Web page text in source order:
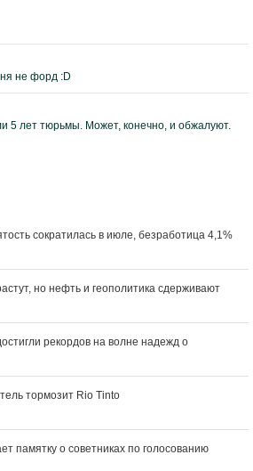
не форд :D
5 лет тюрьмы. Может, конечно, и обжалуют.
сократилась в июле, безработица 4,1%
но нефть и геополитика сдерживают
рекордов на волне надежд о
тормозит Rio Tinto
памятку о советниках по голосованию